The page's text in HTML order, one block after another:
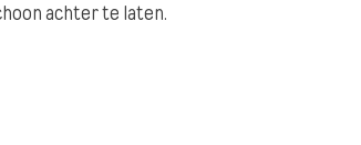
achter te laten.